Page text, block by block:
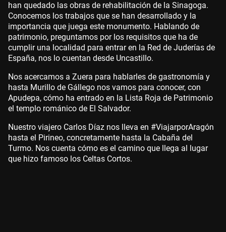
han quedado las obras de rehabilitación de la Sinagoga.
Conocemos los trabajos que se han desarrollado y la
importancia que juega este monumento. Hablando de
patrimonio, preguntamos por los requisitos que ha de
cumplir una localidad para entrar en la Red de Juderías de
España, nos lo cuentan desde Uncastillo.
Nos acercamos a Zuera para hablarles de gastronomía y
hasta Murillo de Gállego nos vamos para conocer, con
Apudepa, cómo ha entrado en la Lista Roja de Patrimonio
el templo románico de El Salvador.
Nuestro viajero Carlos Díaz nos lleva en #ViajarporAragón
hasta el Pirineo, concretamente hasta la Cabaña del
Turmo. Nos cuenta cómo es el camino que llega al lugar
que hizo famoso los Celtas Cortos.